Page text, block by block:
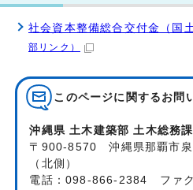
社会資本整備総合交付金（国
部リンク）
このページに関する お問
沖縄県 土木建築部 土木総務課
〒900-8570 沖縄県那覇市
（北側）
電話：098-866-2384 ファ